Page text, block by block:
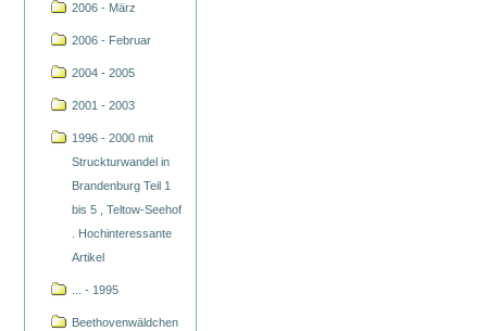
2006 - März
2006 - Februar
2004 - 2005
2001 - 2003
1996 - 2000 mit
Struckturwandel in
Brandenburg Teil 1
bis 5 , Teltow-Seehof
. Hochinteressante
Artikel
... - 1995
Beethovenwäldchen